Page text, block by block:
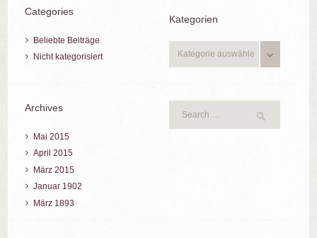
Categories
Beliebte Beiträge
Nicht kategorisiert
Kategorien
Archives
Mai2015
April2015
März2015
Januar 1902
März 1893